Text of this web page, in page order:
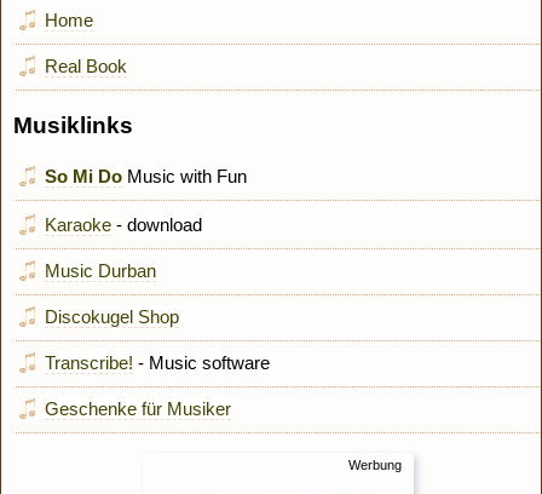
Home
Real Book
Musiklinks
So Mi Do Music with Fun
Karaoke - download
Music Durban
Discokugel Shop
Transcribe! - Music software
Geschenke für Musiker